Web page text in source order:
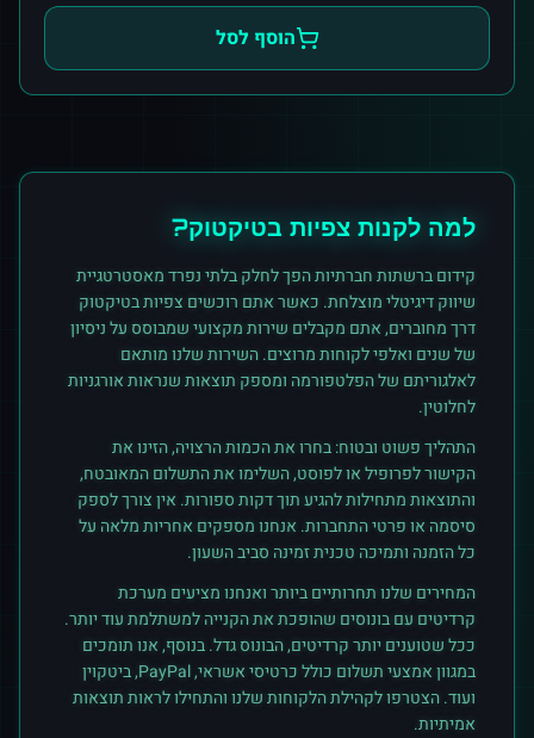
הוסף לסל
למה לקנות צפיות בטיקטוק?
קידום ברשתות חברתיות הפך לחלק בלתי נפרד מאסטרטגיית
שיווק דיגיטלי מוצלחת. כאשר אתם רוכשים צפיותבטיקטוק
דרך מחוברים, אתם מקבלים שירות מקצועי שמבוסס על ניסיון
של שנים ואלפי לקוחות מרוצים. השירות שלנו מותאם
לאלגוריתם של הפלטפורמה ומספק תוצאות שנראות אורגניות
לחלוטין.
התהליך פשוט ובטוח: בחרו את הכמות הרצויה, הזינו את
הקישור לפרופיל או לפוסט, השלימו את התשלום המאובטח,
והתוצאות מתחילות להגיע תוך דקות ספורות. אין צורך לספק
סיסמה או פרטי התחברות. אנחנו מספקים אחריות מלאה על
כל הזמנה ותמיכה טכנית זמינה סביב השעון.
המחירים שלנו תחרותיים ביותר ואנחנו מציעים מערכת
קרדיטים עם בונוסים שהופכת את הקנייה למשתלמת עוד יותר.
ככל שטוענים יותר קרדיטים, הבונוס גדל. בנוסף, אנו תומכים
במגוון אמצעי תשלום כולל כרטיסי אשראי, PayPal, ביטקוין
ועוד. הצטרפו לקהילת הלקוחות שלנו והתחילו לראות תוצאות
אמיתיות.